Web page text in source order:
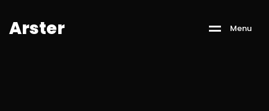
Arster Menu